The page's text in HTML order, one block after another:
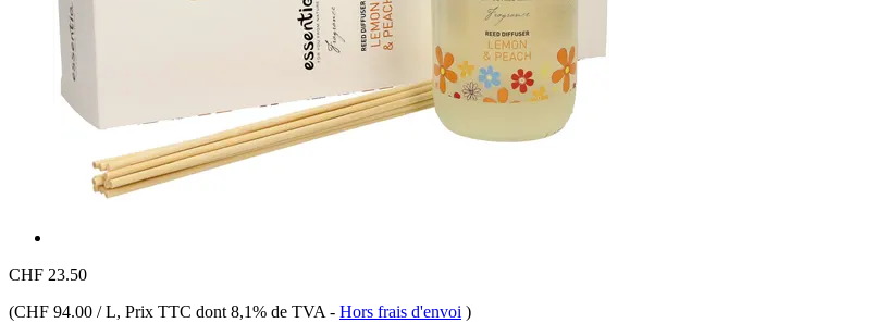
CHF 23.50
(CHF 94.00 / L, Prix TTC dont 8,1% de TVA - Hors frais d'envoi )